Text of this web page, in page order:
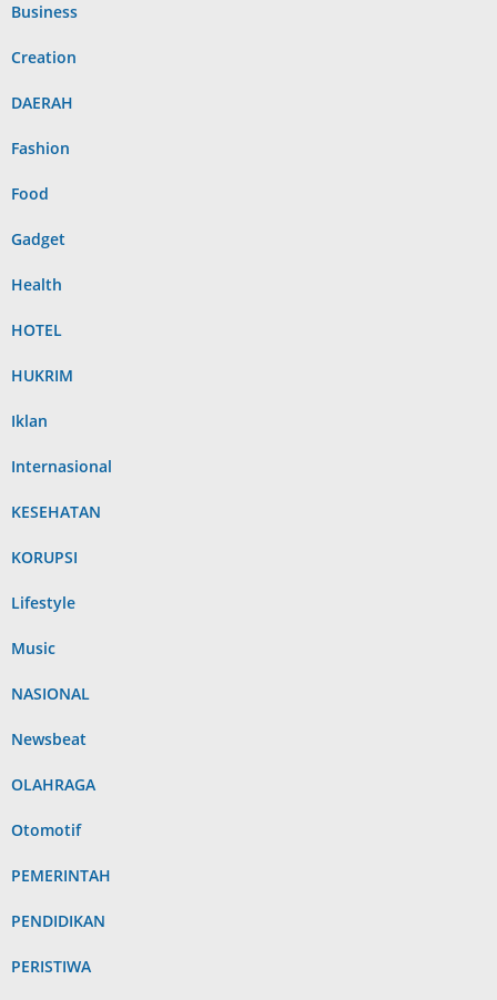
Business
Creation
DAERAH
Fashion
Food
Gadget
Health
HOTEL
HUKRIM
Iklan
Internasional
KESEHATAN
KORUPSI
Lifestyle
Music
NASIONAL
Newsbeat
OLAHRAGA
Otomotif
PEMERINTAH
PENDIDIKAN
PERISTIWA